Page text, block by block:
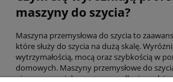
maszyny do szycia?
Maszyna przemysłowa do szycia to
które służy do szycia na dużą skalę.
wytrzymałością, mocą oraz szybkością w
domowych. Maszyny przemysłowe do
nieprzerwanej do pracy przez długie